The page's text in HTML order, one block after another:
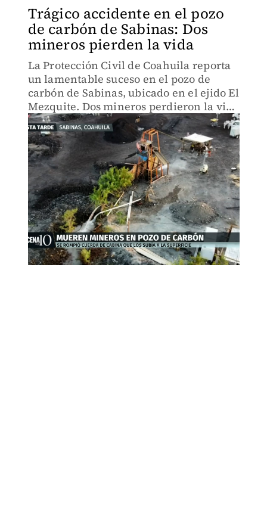
Trágico accidente en el pozo
de carbón de Sabinas: Dos
mineros pierden la vida
La Protección Civil de Coahuila reporta
un lamentable suceso en el pozo de
carbón de Sabinas, ubicado en el ejido El
Mezquite. Dos mineros perdieron la vida
trágicamente cuando la transportadora
encargada de elevar objetos pesados se
rompió.